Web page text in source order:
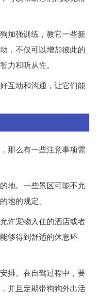
加强训练，教它一些新
，不仅可以增加彼此的
力和听从性。
互动和沟通，让它们能
那么有一些注意事项需
地。一些景区可能不允
地的规定。
许宠物入住的酒店或者
够得到舒适的休息环
排。在自驾过程中，要
并且定期带狗狗外出活